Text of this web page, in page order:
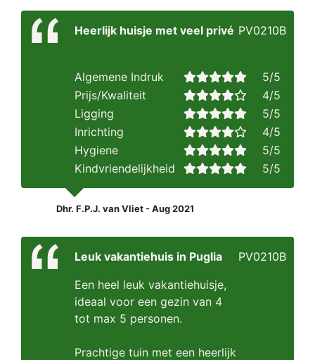
Heerlijk huisje met veel privé PV0210B
Algemene Indruk
5/5
Prijs/Kwaliteit
4/5
Ligging
5/5
Inrichting
4/5
Hygiene
5/5
Kindvriendelijkheid
5/5
Dhr. F.P.J. van Vliet - Aug 2021
Leuk vakantiehuis in Puglia
Een heel leuk vakantiehuisje,
ideaal voor een gezin van 4
tot max 5 personen.
Prachtige tuin met een heerlijk
PV0210B